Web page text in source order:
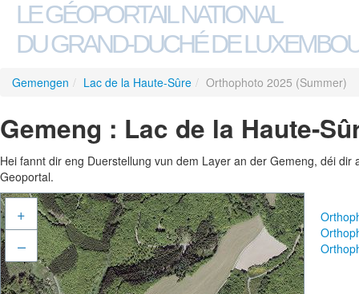
LE GÉOPORTAIL NATIONAL
DU GRAND-DUCHÉ DE
Gemengen / Lac de la Haute-Sûre / Orthophoto 2025 (Summer)
Gemeng : Lac de la Haute-
Hei fannt dir eng Duerstellung vun dem Layer an der Gemeng, déi
Geoportal.
+
–